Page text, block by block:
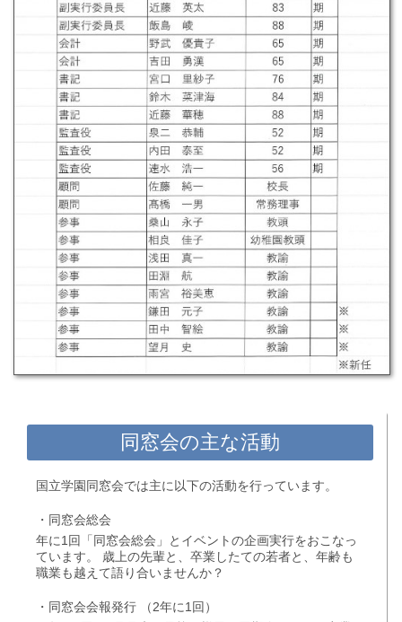
同窓会の主な活動
国立学園同窓会では主に以下の活動を行っています。
・同窓会総会
年に1回「同窓会総会」とイベントの企画実行をおこなっ
ています。 歳上の先輩と、卒業したての若者と、年齢も
職業も越えて語り合いませんか？
・同窓会会報発行 （2年に1回）